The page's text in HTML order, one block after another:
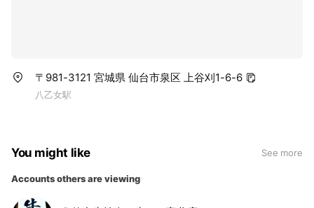
〒981-3121 宮城県 仙台市泉区 上谷刈1-6-6
八乙女駅
You might like See more
Accounts others are viewing